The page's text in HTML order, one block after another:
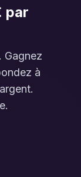
par
Gagnez
à